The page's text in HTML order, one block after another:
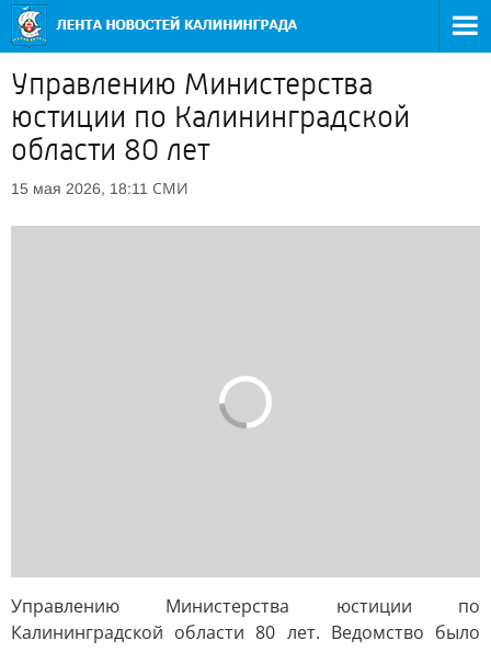
Управлению Министерства
юстиции по Калининградской
области 80 лет
15 мая 2026, 18:11 СМИ
Управлению Министерства юстиции по
Калининградской области 80 лет. Ведомство было